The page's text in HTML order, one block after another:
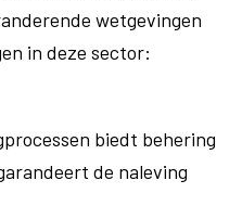
wetgevingen
in deze sector:
biedt behering
de naleving